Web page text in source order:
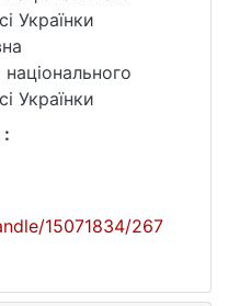
Українки
Українки
:
15071834/267